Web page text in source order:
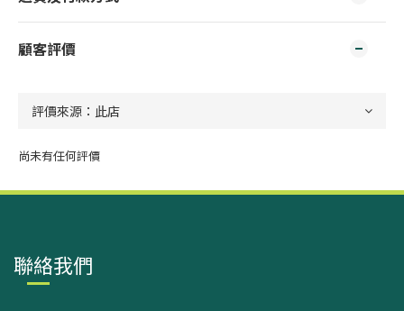
顧客評價
尚未有任何評價
聯絡我們